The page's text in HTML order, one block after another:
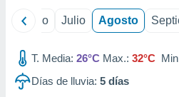
1199
Junio Julio Agosto
T. Media: 26°C Max.: 32°C
Días de lluvia: 5 días